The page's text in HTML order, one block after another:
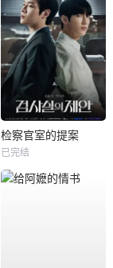
检察官室的提案
已完结